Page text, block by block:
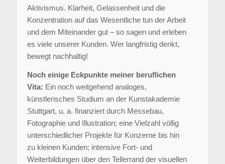
Aktivismus. Klarheit, Gelassenheit und die
Konzentration auf das Wesentliche tun der Arbeit
und dem Miteinander gut – so sagen und erleben
es viele unserer Kunden. Wer langfristig denkt,
bewegt nachhaltig!
Noch einige Eckpunkte meiner beruflichen
Vita: Ein noch weitgehend analoges,
künstlerisches Studium an der Kunstakademie
Stuttgart, u. a. finanziert durch Messebau,
Fotographie und Illustration; eine Vielzahl völlig
unterschiedlicher Projekte für Konzerne bis hin
zu kleinen Kunden; intensive Fort- und
Weiterbildungen über den Tellerrand der visuellen